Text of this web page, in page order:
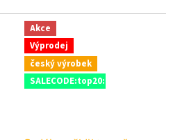
Akce
Výprodej
český výrobek
SALECODE:top20:20:%